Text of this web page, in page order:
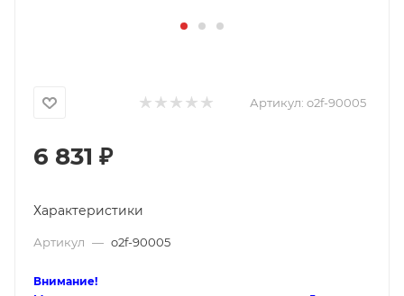
Артикул: o2f-90005
6 831 ₽
Характеристики
Артикул — o2f-90005
Внимание!